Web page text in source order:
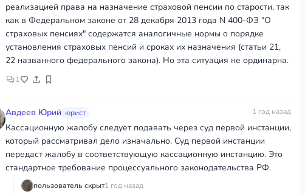
реализацией права на назначение страховой пенсии по старости, так
как в Федеральном законе от 28 декабря 2013 года N 400-ФЗ "О
страховых пенсиях" содержатся аналогичные нормы o порядке
установления страховых пенсий и сроках их назначения (статьи 21,
22 названного федерального закона). Но эта ситуация не ординарна.
1
Авдеев Юрий юрист 1 год назад
Кассационную жалобу следует подавать через суд первой инстанции,
который рассматривал дело изначально. Суд первой инстанции
передаст жалобу в соответствующую кассационную инстанцию. Это
стандартное требование процессуального законодательства РФ.
пользователь скрыт1 год назад